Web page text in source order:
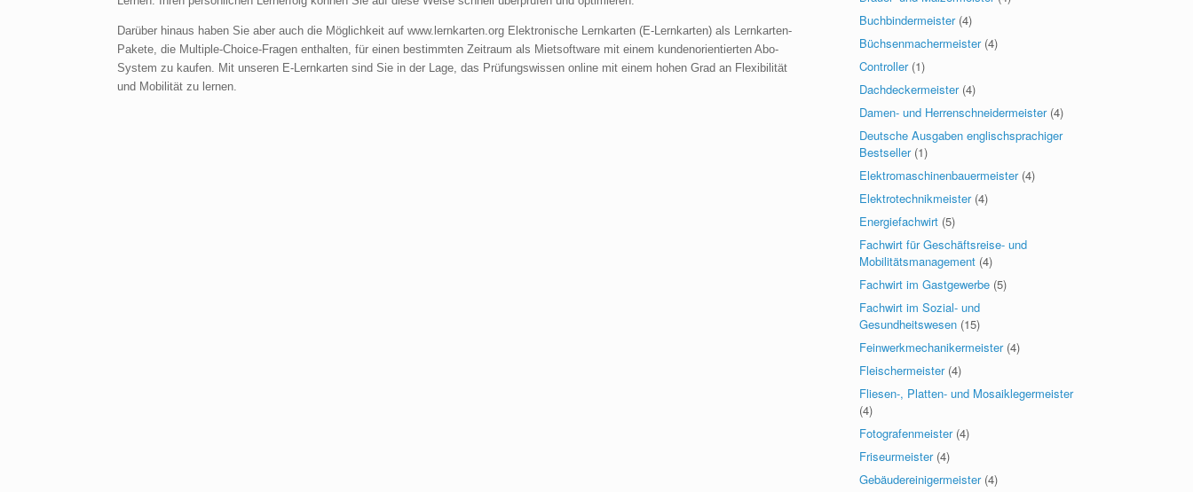
Darüber hinaus haben Sie aber auch die Möglichkeit auf www.lernkarten.org Elektronische Lernkarten (E-Lernkarten) als Lernkarten-
Pakete, die Multiple-Choice-Fragen enthalten, für einen bestimmten Zeitraum als Mietsoftware mit einem kundenorientierten Abo-
System zu kaufen. Mit unseren E-Lernkarten sind Sie in der Lage, das Prüfungswissen online mit einem hohen Grad an Flexibilität
und Mobilität zu lernen.
Buchbindermeister (4)
Büchsenmachermeister (4)
Controller (1)
Dachdeckermeister (4)
Damen- und Herrenschneidermeister (4)
Deutsche Ausgaben englischsprachiger
Bestseller (1)
Elektromaschinenbauermeister (4)
Elektrotechnikmeister (4)
Energiefachwirt (5)
Fachwirt für Geschäftsreise- und
Mobilitätsmanagement (4)
Fachwirt im Gastgewerbe (5)
Fachwirt im Sozial- und
Gesundheitswesen (15)
Feinwerkmechanikermeister (4)
Fleischermeister (4)
Fliesen-, Platten- und Mosaiklegermeister
(4)
Fotografenmeister (4)
Friseurmeister (4)
Gebäudereinigermeister (4)